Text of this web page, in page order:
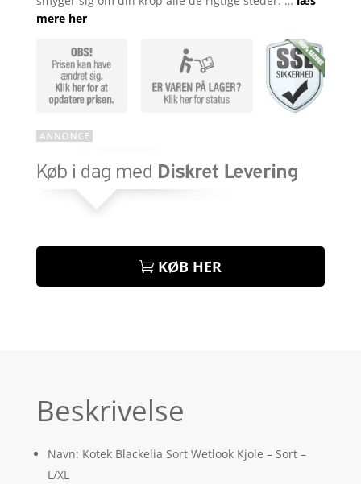
mere her
KØB HER
Beskrivelse
Navn: Kotek Blackelia Sort Wetlook Kjole – Sort –
L/XL